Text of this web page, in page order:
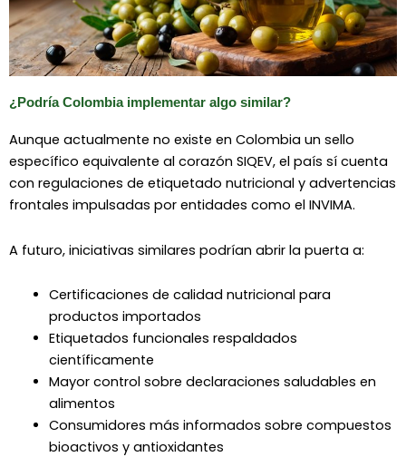
¿Podría Colombia implementar algo similar?
Aunque actualmente no existe en Colombia un sello
específico equivalente al corazón SIQEV, el país sí cuenta
con regulaciones de etiquetado nutricional y advertencias
frontales impulsadas por entidades como el INVIMA.
A futuro, iniciativas similares podrían abrir la puerta a:
Certificaciones de calidad nutricional para
productos importados
Etiquetados funcionales respaldados
científicamente
Mayor control sobre declaraciones saludables en
alimentos
Consumidores más informados sobre compuestos
bioactivos y antioxidantes